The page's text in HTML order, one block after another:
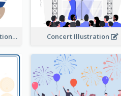
Christmas Jesus Illustration Concert Illustration